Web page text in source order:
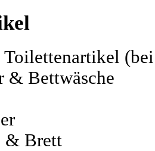
Toilettenartikel
& Bettwäsche
& Brett